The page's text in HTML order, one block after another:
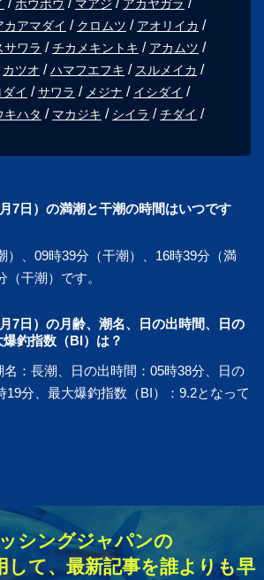
ホウボウ マアジ
アカヤガラ
カアマダイ クロムツ
アオリイカ
サワラ チカメキントキ
アカムツ
カツオ ハマフエフキ
スルメイカ
イ サワラ メジナ
イシダイ
キハタ マカジキ シイラ
チダイ
7日）の満潮と干潮の時間はいつです
）、09時39分（干潮）、16時39分（満
（干潮）です。
7日）の月齢、潮名、日の出時間、日の
釣指数（BI）は？
名：長潮、日の出時間：05時38分、日の
19分、最大爆釣指数（BI）：9.2となって
シングジャパンの
して、最新記事を誰よりも早